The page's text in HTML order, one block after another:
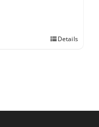
Details